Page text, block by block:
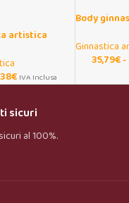
artistica
€ IVA Inclusa
Body
Ginnastica
35,79€-
sicuri
al 100%.